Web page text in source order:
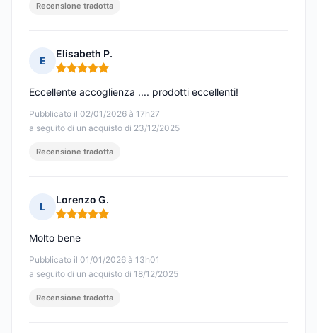
Recensione tradotta
E
Elisabeth P.
Nota: 5 su 5
Pubblicato il 02/01/2026 à 17h27
a seguito di un acquisto di 23/12/2025
Eccellente accoglienza .... prodotti eccellenti!
Recensione tradotta
L
Lorenzo G.
Nota: 5 su 5
Pubblicato il 01/01/2026 à 13h01
a seguito di un acquisto di 18/12/2025
Molto bene
Recensione tradotta